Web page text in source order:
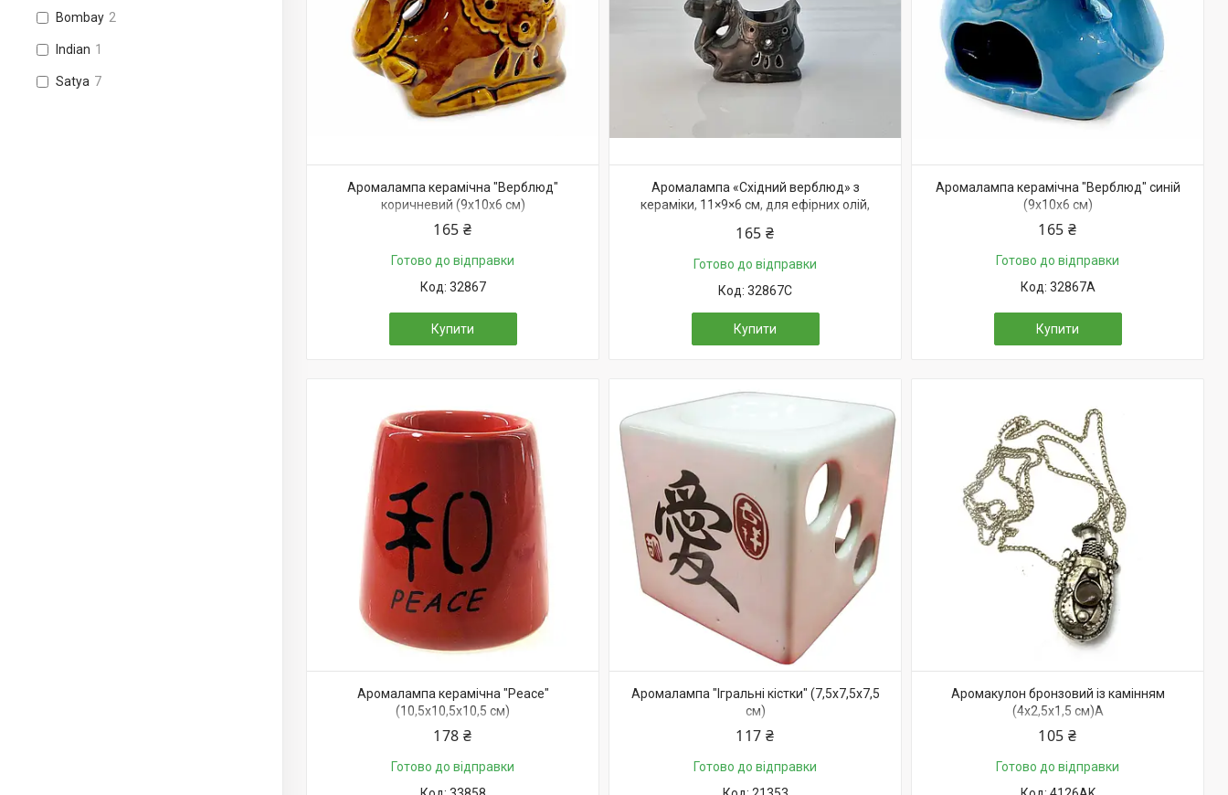
Bombay 2
Indian 1
Satya 7
Аромалампа керамічна "Верблюд"
коричневий (9х10х6 см)
165 ₴
Готово до відправки
32867
Купити
Аромалампа «Східний верблюд» з
кераміки, 11×9×6 см, для ефірних олій,
165 ₴
Готово до відправки
32867C
Купити
Аромалампа керамічна "Верблюд" синій
(9х10х6 см)
165 ₴
Готово до відправки
32867A
Купити
Аромалампа керамічна "Peace"
(10,5х10,5х10,5 см)
178 ₴
Готово до відправки
Аромалампа "Ігральні кістки" (7,5х7,5х7,5
см)
117 ₴
Готово до відправки
Аромакулон бронзовий із камінням
(4х2,5х1,5 см)A
105 ₴
Готово до відправки